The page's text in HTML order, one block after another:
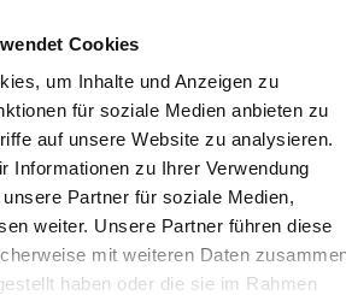
Cookies
um Inhalte und Anzeigen zu
für soziale Medien anbieten zu
auf unsere Website zu analysieren.
Informationen zu Ihrer Verwendung
Partner für soziale Medien,
weiter. Unsere Partner führen diese
mit weiteren Daten
haben oder die sie im Rahmen
plek zouden moeten
paddock of wei vanwege
voor paarden.
hiervan zijn de robinia of
Deze bomen
mogelijk, volledig
blijven (omdat een
nachts uit een stal of